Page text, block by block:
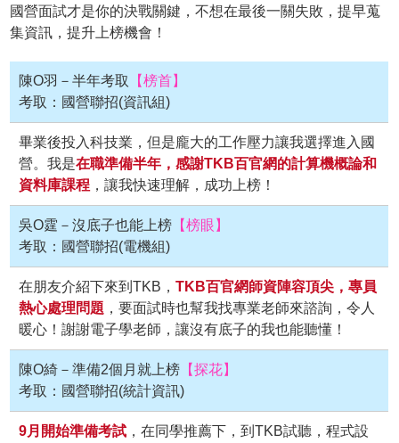
國營面試才是你的決戰關鍵，不想在最後一關失敗，提早蒐
集資訊，提升上榜機會！
陳O羽－半年考取
【榜首】
考取：國營聯招(資訊組)
畢業後投入科技業，但是龐大的工作壓力讓我選擇進入國
營。我是在職準備半年，感謝TKB百官網的計算機概論和
資料庫課程 ，讓我快速理解，成功上榜！
吳O霆－沒底子也能上榜 【榜眼】
考取：國營聯招(電機組)
在朋友介紹下來到TKB，TKB百官網師資陣容頂尖，專員
熱心處理問題 ，要面試時也幫我找專業老師來諮詢，令人
暖心！謝謝電子學老師，讓沒有底子的我也能聽懂！
陳O綺－準備2個月就上榜 【探花】
考取：國營聯招(統計資訊)
9月開始準備考試 ，在同學推薦下，到TKB試聽，程式設